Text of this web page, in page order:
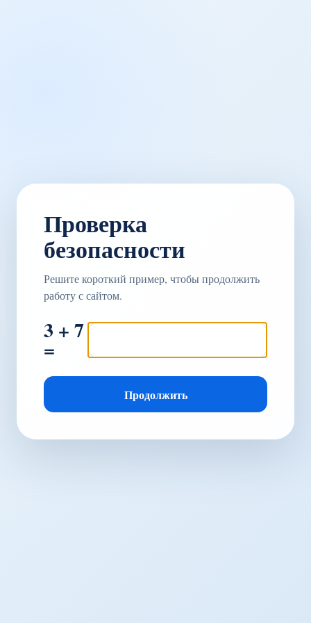
Проверка
безопасности
Решите короткий пример, чтобы продолжить
работу с сайтом.
3 + 7
=
Продолжить